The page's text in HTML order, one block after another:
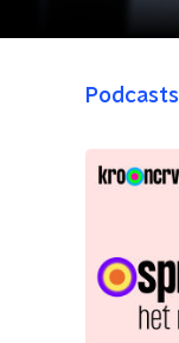
Podcasts